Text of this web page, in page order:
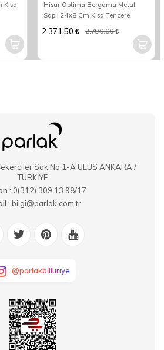
Hisar Optima Bergama Metal
Saplı 24x8 Cm Kısa Tencere
2.371,50 2.790,00
Sok.No:1-A ULUS ANKARA /
TÜRKİYE
: 0(312) 309 13 98/17
: bilgi@parlak.com.tr
@parlakbilluriye